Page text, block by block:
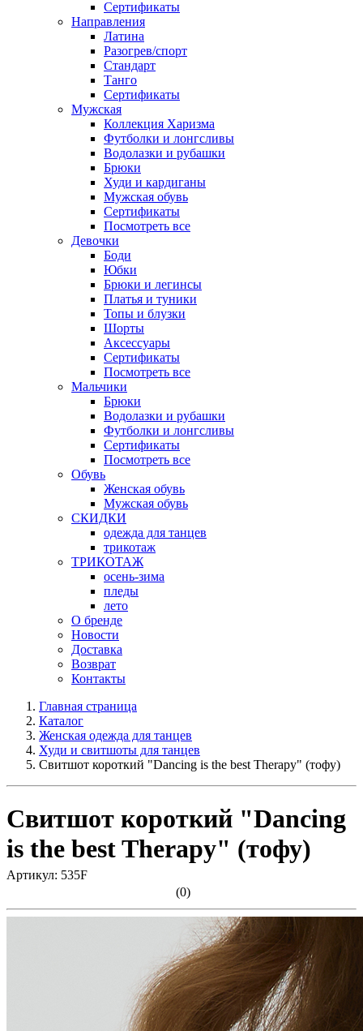
Сертификаты
Направления
Латина
Разогрев/спорт
Стандарт
Танго
Сертификаты
Мужская
Коллекция Харизма
Футболки и лонгсливы
Водолазки и рубашки
Брюки
Худи и кардиганы
Мужская обувь
Сертификаты
Посмотреть все
Девочки
Боди
Юбки
Брюки и легинсы
Платья и туники
Топы и блузки
Шорты
Аксессуары
Сертификаты
Посмотреть все
Мальчики
Брюки
Водолазки и рубашки
Футболки и лонгсливы
Сертификаты
Посмотреть все
Обувь
Женская обувь
Мужская обувь
СКИДКИ
одежда для танцев
трикотаж
ТРИКОТАЖ
осень-зима
пледы
лето
О бренде
Новости
Доставка
Возврат
Контакты
Главная страница
Каталог
Женская одежда для танцев
Худи и свитшоты для танцев
Свитшот короткий "Dancing is the best Therapy" (тофу)
Свитшот короткий "Dancing
is the best Therapy" (тофу)
Артикул: 535F
(0)